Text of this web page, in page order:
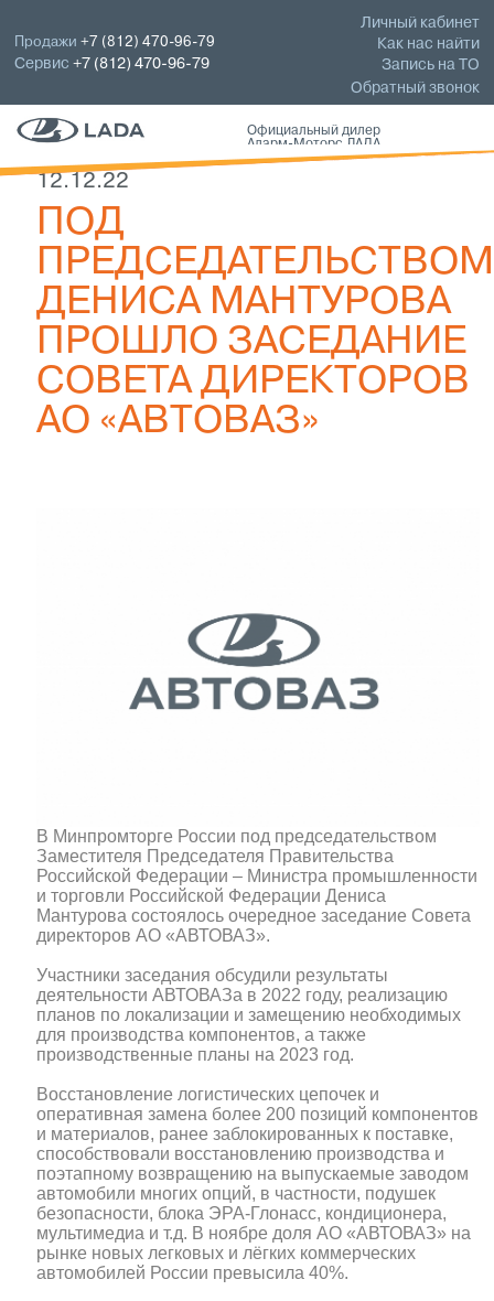
Личный кабинет
Как нас найти
Запись на ТО
Обратный звонок
Продажи+7 (812) 470-96-79
Сервис+7 (812) 470-96-79
Официальный дилер
Аларм-Моторс ЛАДА
12.12.22
ПОД
ПРЕДСЕДАТЕЛЬСТВОМ
ДЕНИСА МАНТУРОВА
ПРОШЛО ЗАСЕДАНИЕ
СОВЕТА ДИРЕКТОРОВ
АО «АВТОВАЗ»
В Минпромторге России под председательством
Заместителя Председателя Правительства
Российской Федерации – Министра промышленности
и торговли Российской Федерации Дениса
Мантурова состоялось очередное заседание Совета
директоров АО «АВТОВАЗ».
Участники заседания обсудили результаты
деятельности АВТОВАЗа в 2022 году, реализацию
планов по локализации и замещению необходимых
для производства компонентов, а также
производственные планы на 2023 год.
Восстановление логистических цепочек и
оперативная замена более 200 позиций компонентов
и материалов, ранее заблокированных к поставке,
способствовали восстановлению производства и
поэтапному возвращению на выпускаемые заводом
автомобили многих опций, в частности, подушек
безопасности, блока ЭРА-Глонасс, кондиционера,
мультимедиа и т.д. В ноябре доля АО «АВТОВАЗ» на
рынке новых легковых и лёгких коммерческих
автомобилей России превысила 40%.